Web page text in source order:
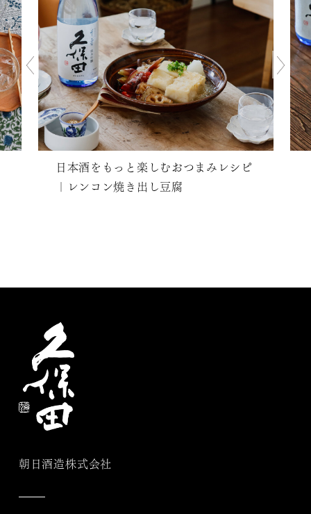
日本酒をもっと楽しむおつまみレシピ
｜レンコン焼き出し豆腐
朝日酒造株式会社